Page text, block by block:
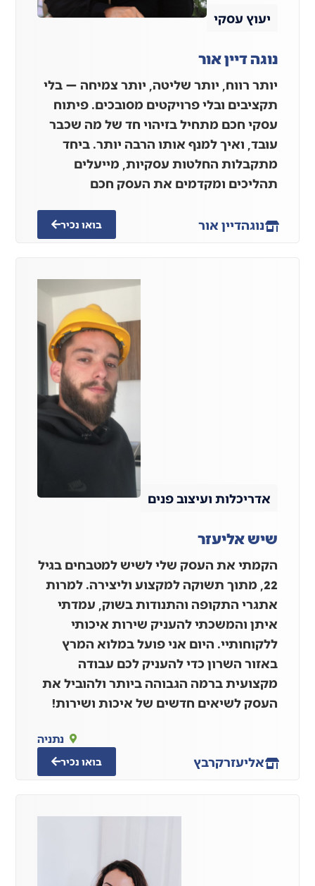
יעוץ עסקי
נוגה דיין אור
יותר רווח, יותר שליטה, יותר צמיחה — בלי
תקציבים ובלי פרויקטים מסובכים. פיתוח
עסקי חכם מתחיל בזיהוי חד של מה שכבר
עובד, ואיך למנף אותו הרבה יותר. ביחד
מתקבלות החלטות עסקיות, מייעלים
תהליכים ומקדמים את העסק חכם
נוגהדיין אור בואו נכיר
אדריכלות ועיצוב פנים
שיש אליעזר
הקמתי את העסק שלי לשיש למטבחים בגיל
22, מתוך תשוקה למקצוע וליצירה. למרות
אתגרי התקופה והתנודות בשוק, עמדתי
איתן והמשכתי להעניק שירות איכותי
ללקוחותיי. היום אני פועל במלוא המרץ
באזור השרון כדי להעניק לכם עבודה
מקצועית ברמה הגבוהה ביותר ולהוביל את
העסק לשיאים חדשים של איכות ושירות!
אליעזרקרבץ
נתניה
בואו נכיר